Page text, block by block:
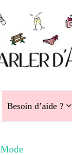
Besoin d’aide ?
Mode